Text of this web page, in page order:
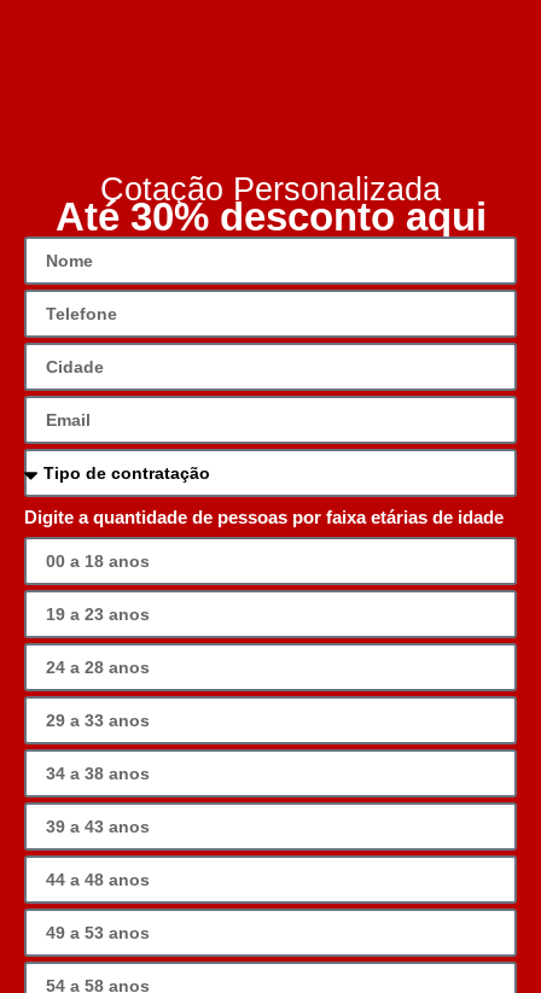
Cotação Personalizada
Até 30% desconto aqui
Digite a quantidade de pessoas por faixa etárias de idade